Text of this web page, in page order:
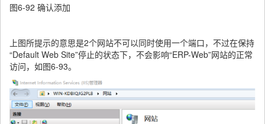
图6-92 确认添加
上图所提示的意思是2个网站不可以同时使用一个端口，不过在保持
“Default Web Site”停止的状态下，不会影响“ERP-Web”网站的正常
访问，如图6-93。